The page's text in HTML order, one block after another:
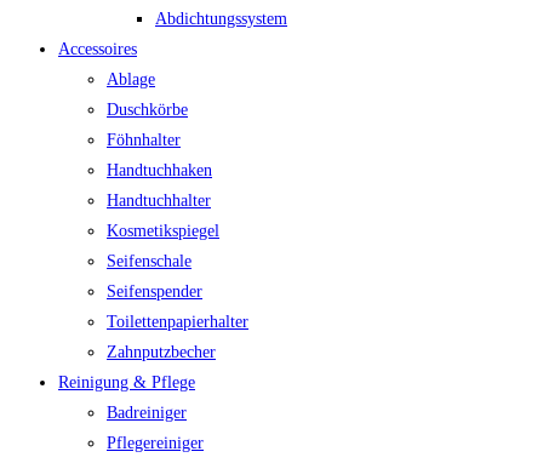
Abdichtungssystem
Accessoires
Ablage
Duschkörbe
Föhnhalter
Handtuchhaken
Handtuchhalter
Kosmetikspiegel
Seifenschale
Seifenspender
Toilettenpapierhalter
Zahnputzbecher
Reinigung & Pflege
Badreiniger
Pflegereiniger